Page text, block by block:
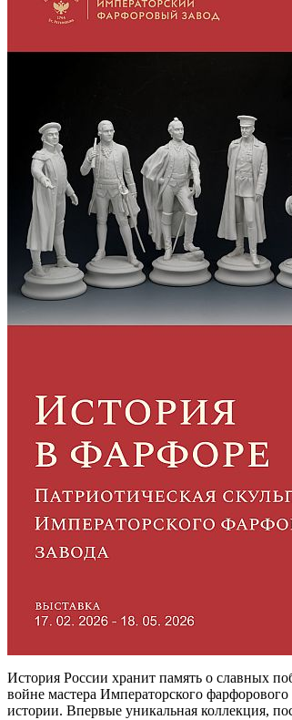
История России хранит память о славных
войне мастера Императорского
истории. Впервые уникальная коллекция,